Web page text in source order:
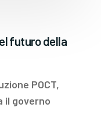
futuro della
POCT,
il governo